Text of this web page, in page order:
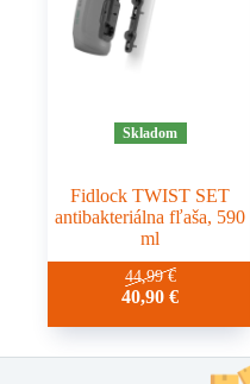
Skladom
Fidlock TWIST SET
antibakteriálna fľaša, 590
ml
44,99€
40,90€